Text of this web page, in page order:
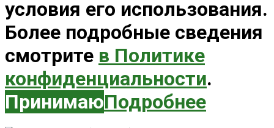
условия его использования.
Более подробные сведения
смотрите в Политике
конфиденциальности.
ПринимаюПодробнее